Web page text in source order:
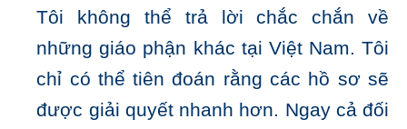
Tôi không thể trả lời chắc chắn về
những giáo phận khác tại Việt Nam. Tôi
chỉ có thể tiên đoán rằng các hồ sơ sẽ
được giải quyết nhanh hơn. Ngay cả đối